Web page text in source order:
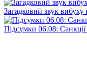
Загадковий звук
Підсумки 06.08: